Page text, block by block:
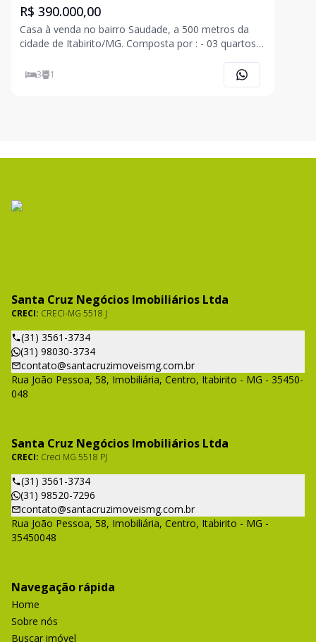
R$ 390.000,00
Casa à venda no bairro Saudade, a 500 metros da
cidade de Itabirito/MG. Composta por : - 03 quartos; -
Área de serviço; - Área externa com vaga de
3 1
Santa Cruz Negócios Imobiliários Ltda
CRECI: CRECI-MG 5518 J
(31) 3561-3734
(31) 98030-3734
contato@santacruzimoveismg.com.br
Rua João Pessoa, 58, Imobiliária, Centro, Itabirito - MG - 35450-
048
Santa Cruz Negócios Imobiliários Ltda
CRECI: Creci MG 5518 PJ
(31) 3561-3734
(31) 98520-7296
contato@santacruzimoveismg.com.br
Rua João Pessoa, 58, Imobiliária, Centro, Itabirito - MG -
35450048
Navegação rápida
Home
Sobre nós
Buscar imóvel